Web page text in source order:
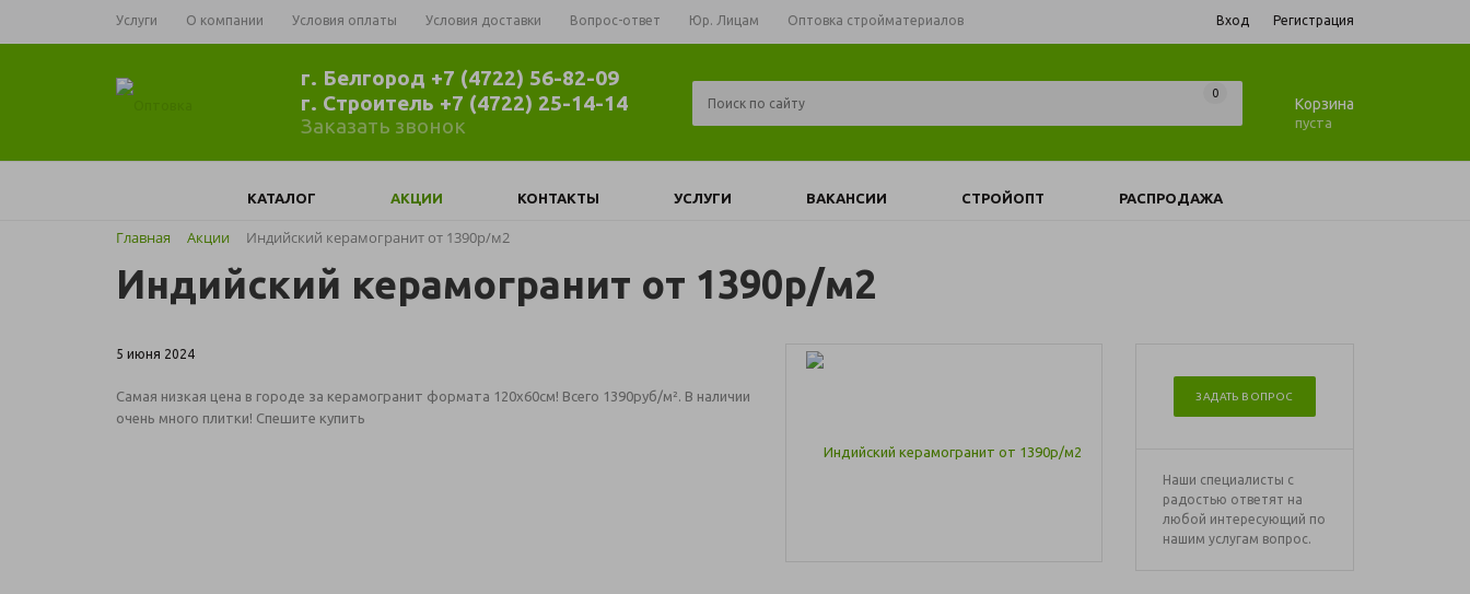
Услуги О компании Условия оплаты Условия доставки Вопрос-ответ Юр. Лицам Оптовка стройматериалов Вход Регистрация
г. Белгород +7 (4722) 56-82-09
г. Строитель +7 (4722) 25-14-14
Заказать звонок
0
Корзина
пуста
КАТАЛОГ АКЦИИ КОНТАКТЫ УСЛУГИ ВАКАНСИИ СТРОЙОПТ РАСПРОДАЖА
Главная Акции Индийский керамогранит от 1390р/м2
Индийский керамогранит от 1390р/м2
ЗАДАТЬ ВОПРОС
Наши специалисты с
радостью ответят на
любой интересующий по
нашим услугам вопрос.
5 июня 2024
Самая низкая цена в городе за керамогранит формата 120х60см! Всего 1390руб/м². В наличии
очень много плитки! Спешите купить